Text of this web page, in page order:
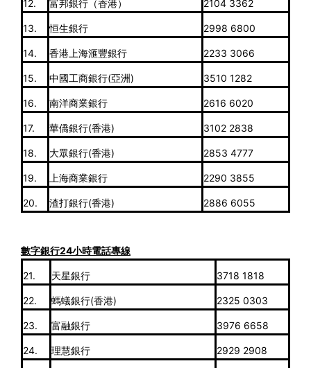
12. 富邦銀行（香港） 2104 3362
13. 恒生銀行 2998 6800
14. 香港上海滙豐銀行 2233 3066
15. 中國工商銀行(亞洲) 3510 1282
16. 南洋商業銀行 2616 6020
17. 華僑銀行(香港) 3102 2838
18. 大眾銀行(香港) 2853 4777
19. 上海商業銀行 2290 3855
20. 渣打銀行(香港) 2886 6055
數字銀行24小時電話專線
21. 天星銀行 3718 1818
22. 螞蟻銀行(香港) 2325 0303
23. 富融銀行 3976 6658
24. 理慧銀行 2929 2908